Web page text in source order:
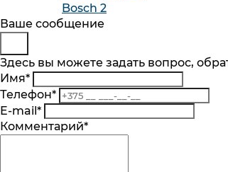
Bosch 2
Будьте в
Подпишитесь на
Я согласен на обработку
механизмом их
Заказ обратного звонка
Представьтесь
Телефон
Комментарий
Ваше сообщение
Здесь вы можете задать вопрос,
Имя*
Телефон*
E-mail*
Комментарий*